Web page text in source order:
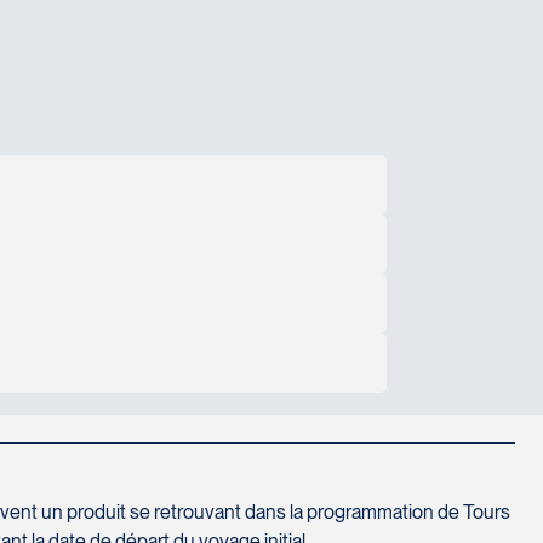
pays visités, par personne et par jour. Bien
un produit se retrouvant dans la programmation de Tours